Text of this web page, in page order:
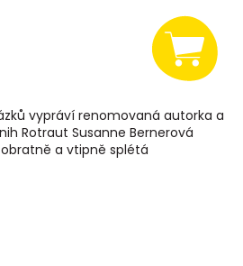
vypráví renomovaná autorka a
Rotraut Susanne Bernerová
a vtipně splétá